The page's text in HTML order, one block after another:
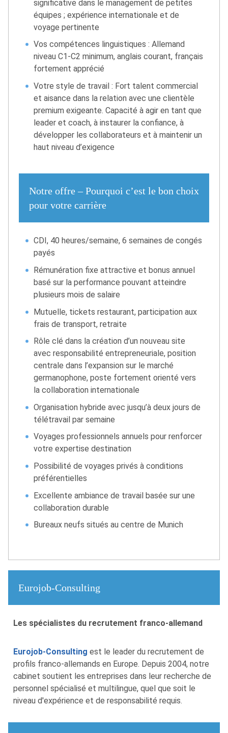
significative dans le management de petites
équipes ; expérience internationale et de
voyage pertinente
Vos compétences linguistiques : Allemand
niveau C1-C2 minimum, anglais courant, français
fortement apprécié
Votre style de travail : Fort talent commercial
et aisance dans la relation avec une clientèle
premium exigeante. Capacité à agir en tant que
leader et coach, à instaurer la confiance, à
développer les collaborateurs et à maintenir un
haut niveau d’exigence
Notre offre – Pourquoi c’est le bon choix
pour votre carrière
CDI, 40 heures/semaine, 6 semaines de congés
payés
Rémunération fixe attractive et bonus annuel
basé sur la performance pouvant atteindre
plusieurs mois de salaire
Mutuelle, tickets restaurant, participation aux
frais de transport, retraite
Rôle clé dans la création d’un nouveau site
avec responsabilité entrepreneuriale, position
centrale dans l’expansion sur le marché
germanophone, poste fortement orienté vers
la collaboration internationale
Organisation hybride avec jusqu’à deux jours de
télétravail par semaine
Voyages professionnels annuels pour renforcer
votre expertise destination
Possibilité de voyages privés à conditions
préférentielles
Excellente ambiance de travail basée sur une
collaboration durable
Bureaux neufs situés au centre de Munich
Eurojob-Consulting
Les spécialistes du recrutement franco-allemand
Eurojob-Consulting est le leader du recrutement de
profils franco-allemands en Europe. Depuis 2004, notre
cabinet soutient les entreprises dans leur recherche de
personnel spécialisé et multilingue, quel que soit le
niveau d'expérience et de responsabilité requis.